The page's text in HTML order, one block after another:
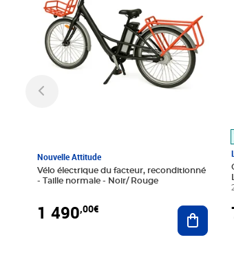
Nouvelle Attitude
Vélo électrique du facteur, reconditionné
- Taille normale - Noir/ Rouge
1 490,00€ Ajouter